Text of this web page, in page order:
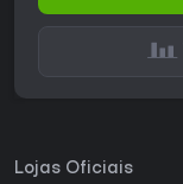
Lojas Oficiais